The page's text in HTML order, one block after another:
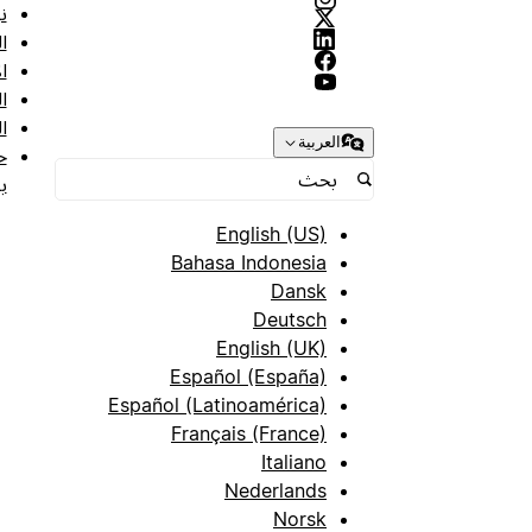
العربية
English (US)
Bahasa Indonesia
Dansk
Deutsch
English (UK)
Español (España)
Español (Latinoamérica)
Français (France)
Italiano
Nederlands
Norsk